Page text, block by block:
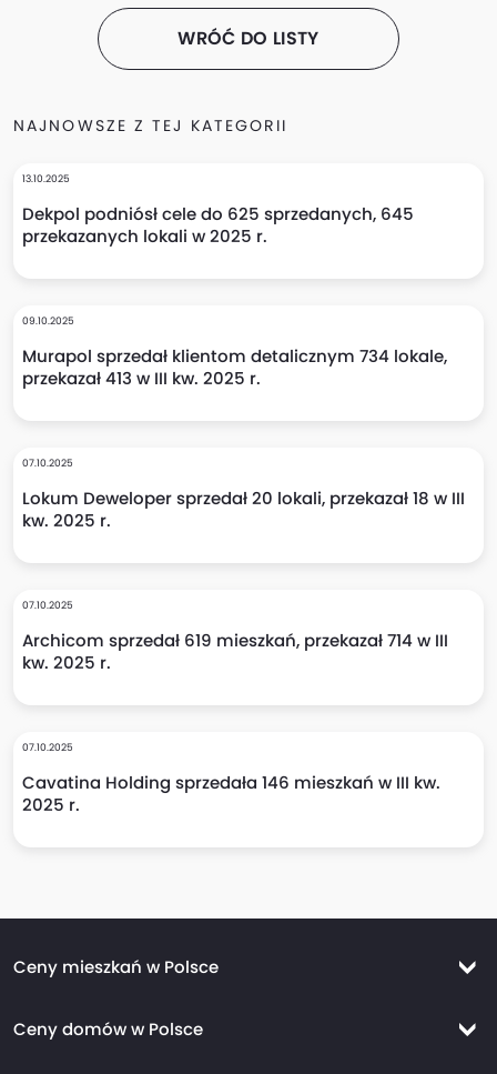
WRÓĆ DO LISTY
NAJNOWSZE Z TEJ KATEGORII
13.10.2025
Dekpol podniósł cele do 625 sprzedanych, 645
przekazanych lokali w 2025 r.
09.10.2025
Murapol sprzedał klientom detalicznym 734 lokale,
przekazał 413 w III kw. 2025 r.
07.10.2025
Lokum Deweloper sprzedał 20 lokali, przekazał 18 w III
kw. 2025 r.
07.10.2025
Archicom sprzedał 619 mieszkań, przekazał 714 w III
kw. 2025 r.
07.10.2025
Cavatina Holding sprzedała 146 mieszkań w III kw.
2025 r.
Ceny mieszkań w Polsce
Ceny mieszkań Kraków
Ceny domów w Polsce